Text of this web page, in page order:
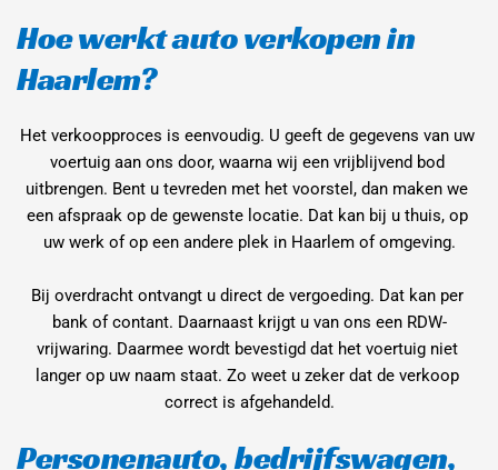
Hoe werkt auto verkopen in
Haarlem?
Het verkoopproces is eenvoudig. U geeft de gegevens van uw
voertuig aan ons door, waarna wij een vrijblijvend bod
uitbrengen. Bent u tevreden met het voorstel, dan maken we
een afspraak op de gewenste locatie. Dat kan bij u thuis, op
uw werk of op een andere plek in Haarlem of omgeving.
Bij overdracht ontvangt u direct de vergoeding. Dat kan per
bank of contant. Daarnaast krijgt u van ons een RDW-
vrijwaring. Daarmee wordt bevestigd dat het voertuig niet
langer op uw naam staat. Zo weet u zeker dat de verkoop
correct is afgehandeld.
Personenauto, bedrijfswagen,